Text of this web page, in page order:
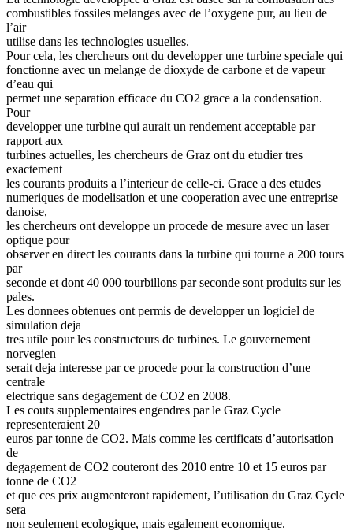
combustibles fossiles melanges avec de l’oxygene pur, au lieu de
l’air
utilise dans les technologies usuelles.
Pour cela, les chercheurs ont du developper une turbine speciale qui
fonctionne avec un melange de dioxyde de carbone et de vapeur
d’eau qui
permet une separation efficace du CO2 grace a la condensation.
Pour
developper une turbine qui aurait un rendement acceptable par
rapport aux
turbines actuelles, les chercheurs de Graz ont du etudier tres
exactement
les courants produits a l’interieur de celle-ci. Grace a des etudes
numeriques de modelisation et une cooperation avec une entreprise
danoise,
les chercheurs ont developpe un procede de mesure avec un laser
optique pour
observer en direct les courants dans la turbine qui tourne a 200 tours
par
seconde et dont 40 000 tourbillons par seconde sont produits sur les
pales.
Les donnees obtenues ont permis de developper un logiciel de
simulation deja
tres utile pour les constructeurs de turbines. Le gouvernement
norvegien
serait deja interesse par ce procede pour la construction d’une
centrale
electrique sans degagement de CO2 en 2008.
Les couts supplementaires engendres par le Graz Cycle
representeraient 20
euros par tonne de CO2. Mais comme les certificats d’autorisation
de
degagement de CO2 couteront des 2010 entre 10 et 15 euros par
tonne de CO2
et que ces prix augmenteront rapidement, l’utilisation du Graz Cycle
sera
non seulement ecologique, mais egalement economique.